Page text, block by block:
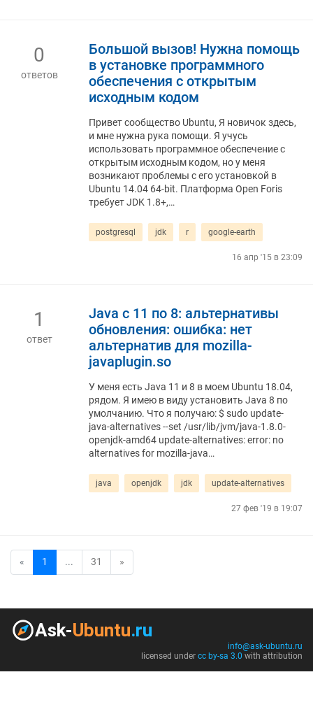
0
ответов
Большой вызов! Нужна помощь
в установке программного
обеспечения с открытым
исходным кодом
Привет сообщество Ubuntu, Я новичок здесь,
и мне нужна рука помощи. Я учусь
использовать программное обеспечение с
открытым исходным кодом, но у меня
возникают проблемы с его установкой в ​​
Ubuntu 14.04 64-bit. Платформа Open Foris
требует JDK 1.8+,…
postgresql jdk r google-earth
16 апр '15 в 23:09
1
ответ
Java с 11 по 8: альтернативы
обновления: ошибка: нет
альтернатив для mozilla-
javaplugin.so
У меня есть Java 11 и 8 в моем Ubuntu 18.04,
рядом. Я имею в виду установить Java 8 по
умолчанию. Что я получаю: $ sudo update-
java-alternatives --set /usr/lib/jvm/java-1.8.0-
openjdk-amd64 update-alternatives: error: no
alternatives for mozilla-java…
java openjdk jdk update-alternatives
27 фев '19 в 19:07
« 1 ... 31 »
info@ask-ubuntu.ru
licensed under cc by-sa 3.0 with attribution